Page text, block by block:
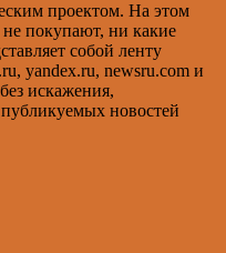
проектом. На этом
покупают, ни какие
собой ленту
yandex.ru, newsru.com и
искажения,
публикуемых новостей